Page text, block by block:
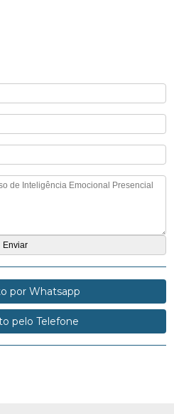
por Whatsapp
pelo Telefone